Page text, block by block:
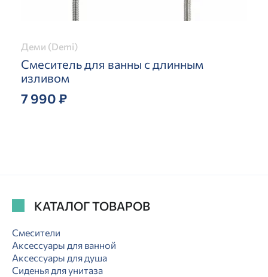
Деми (Demi)
Смеситель для ванны с длинным
изливом
7 990 ₽
КАТАЛОГ ТОВАРОВ
Смесители
Аксессуары для ванной
Аксессуары для душа
Сиденья для унитаза